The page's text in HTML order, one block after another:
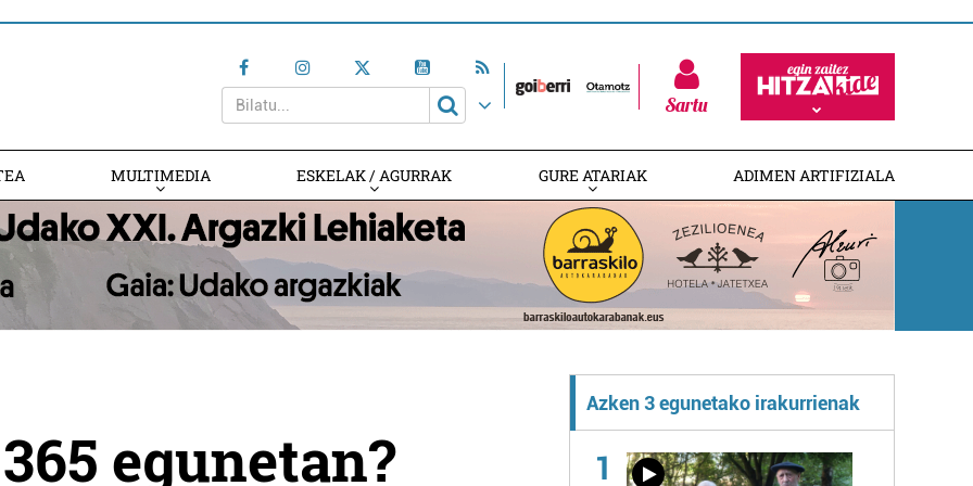
Sartu
MULTIMEDIA ESKELAK / AGURRAK GURE ATARIAK ADIMEN ARTIFIZIALA
egunetan?
Azken 3 egunetako irakurrienak
1